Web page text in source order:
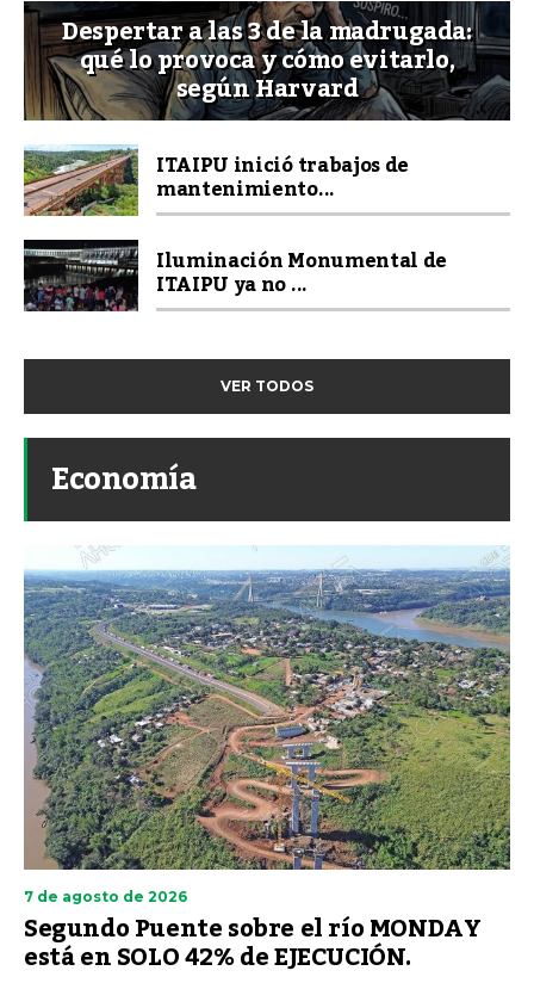
Despertar a las 3 de la madrugada:
qué lo provoca y cómo evitarlo,
según Harvard
ITAIPU inició trabajos de
mantenimiento...
Iluminación Monumental de
ITAIPU ya no ...
VER TODOS
Economía
7 de agosto de 2026
Segundo Puente sobre el río MONDAY
está en SOLO 42% de EJECUCIÓN.